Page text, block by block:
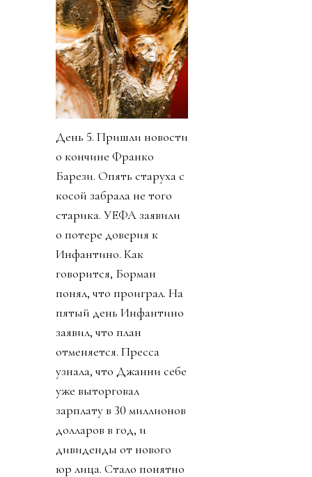
День 5. Пришли новости
о кончине Франко
Барези. Опять старуха с
косой забрала не того
старика. УЕФА заявили
о потере доверия к
Инфантино. Как
говорится, Борман
понял, что проиграл. На
пятый день Инфантино
заявил, что план
отменяется. Пресса
узнала, что Джанни себе
уже выторговал
зарплату в 30 миллионов
долларов в год, и
дивиденды от нового
юр лица. Стало понятно